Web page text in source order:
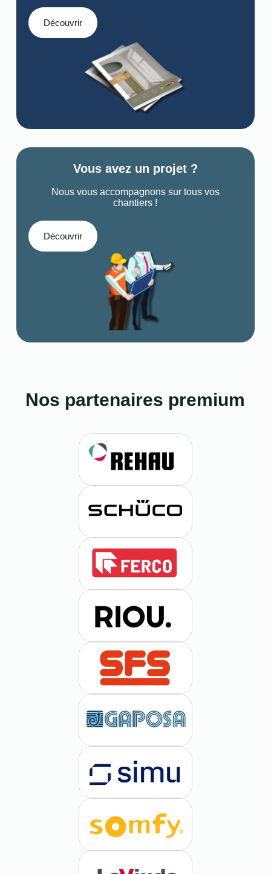
Découvrir
Vous avez un projet ?
Nous vous accompagnons sur tous vos
chantiers !
Découvrir
Nos partenaires premium